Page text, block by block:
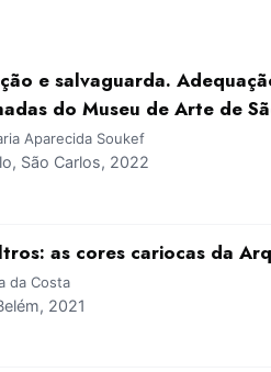
e salvaguarda.
do Museu de Arte de
Aparecida Soukef
São Carlos, 2022
as cores cariocas da
da Costa
2021